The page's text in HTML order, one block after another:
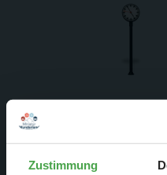
Zustimmung